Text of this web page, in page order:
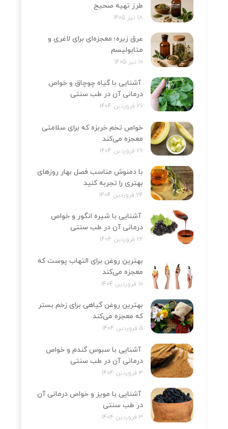
طرز تهیه صحیح
18 تیر 1405
عرق زیره؛ معجزه‌ای برای لاغری و
متابولیسم
10 تیر 1405
آشنایی با گیاه چوچاق و خواص
درمانی آن در طب سنتی
26 فروردین 1404
خواص تخم خربزه که برای سلامتی
معجزه می‌کند
26 فروردین 1404
با دمنوش مناسب فصل بهار روزهای
بهتری را تجربه کنید
24 فروردین 1404
آشنایی با شیره انگور و خواص
درمانی آن در طب سنتی
22 فروردین 1404
بهترین روغن برای التهاب پوست که
معجزه می‌کند
10 فروردین 1404
بهترین روغن گیاهی برای زخم بستر
که معجزه می‌کند
5 فروردین 1404
آشنایی با سبوس گندم و خواص
درمانی آن در طب سنتی
3 فروردین 1404
آشنایی با مویز و خواص درمانی آن
در طب سنتی
3 فروردین 1404